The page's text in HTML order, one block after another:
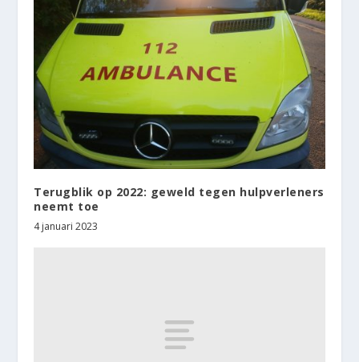
Terugblik op 2022: geweld tegen hulpverleners
neemt toe
4 januari 2023